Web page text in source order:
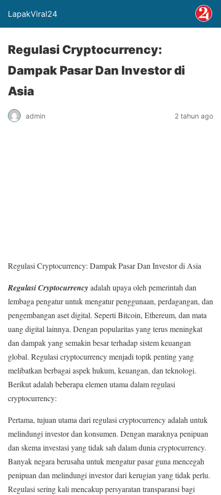
LapakViral24
Regulasi Cryptocurrency:
Dampak Pasar Dan Investor di
Asia
admin 2 tahun ago
Regulasi Cryptocurrency: Dampak Pasar Dan Investor di Asia
Regulasi Cryptocurrencyadalah upaya oleh pemerintah dan
lembaga pengatur untuk mengatur penggunaan, perdagangan, dan
pengembangan aset digital. Seperti Bitcoin, Ethereum, dan mata
uang digital lainnya. Dengan popularitas yang terus meningkat
dan dampak yang semakin besar terhadap sistem keuangan
global. Regulasi cryptocurrency menjadi topik penting yang
melibatkan berbagai aspek hukum, keuangan, dan teknologi.
Berikut adalah beberapa elemen utama dalam regulasi
cryptocurrency:
Pertama, tujuan utama dari regulasi cryptocurrency adalah untuk
melindungi investor dan konsumen. Dengan maraknya penipuan
dan skema investasi yang tidak sah dalam dunia cryptocurrency.
Banyak negara berusaha untuk mengatur pasar guna mencegah
penipuan dan melindungi investor dari kerugian yang tidak perlu.
Regulasi sering kali mencakup persyaratan transparansi bagi